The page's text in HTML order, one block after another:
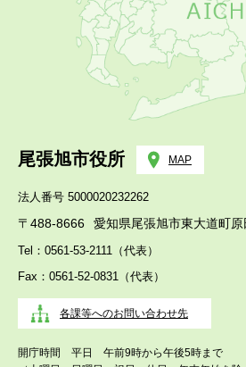
尾張旭市役所 MAP
法人番号 5000020232262
〒488-8666 愛知県尾張旭市東大道町原
Tel：0561-53-2111（代表）
Fax：0561-52-0831（代表）
各課等へのお問い合わせ先
開庁時間 平日 午前9時から午後5時まで